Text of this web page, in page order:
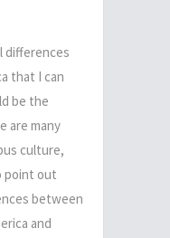
differences
that I can
be the
are many
culture,
point out
between
and